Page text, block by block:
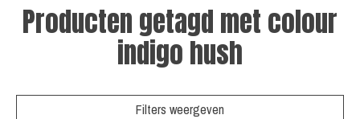
Producten getagd met colour
indigo hush
Filters weergeven